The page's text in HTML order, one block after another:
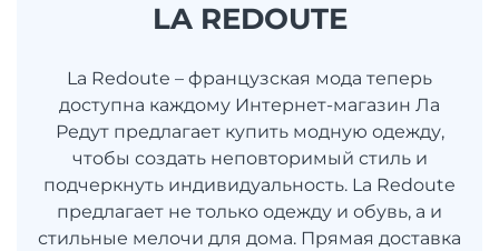
LA REDOUTE
La Redoute – французская мода теперь
доступна каждому Интернет-магазин Ла
Редут предлагает купить модную одежду,
чтобы создать неповторимый стиль и
подчеркнуть индивидуальность. La Redoute
предлагает не только одежду и обувь, а и
стильные мелочи для дома. Прямая доставка